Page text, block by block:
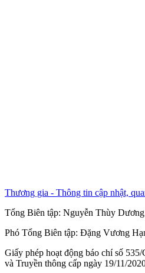
Thương gia - Thông tin cập nhật,
Tổng Biên tập: Nguyễn Thùy Dương
Phó Tổng Biên tập: Đặng Vương
Giấy phép hoạt động báo chí số
và Truyền thông cấp ngày 19/11/